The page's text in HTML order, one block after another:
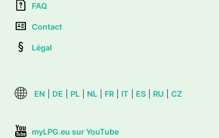
FAQ
Contact
Légal
EN DE PL NL FR IT ES RU CZ
myLPG.eu sur YouTube